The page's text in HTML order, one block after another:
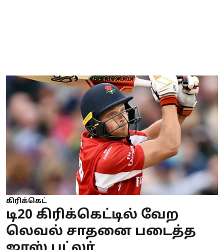
கிரிக்கெட்
டி20 கிரிக்கெட்டில் வேற
லெவல் சாதனை படைத்த